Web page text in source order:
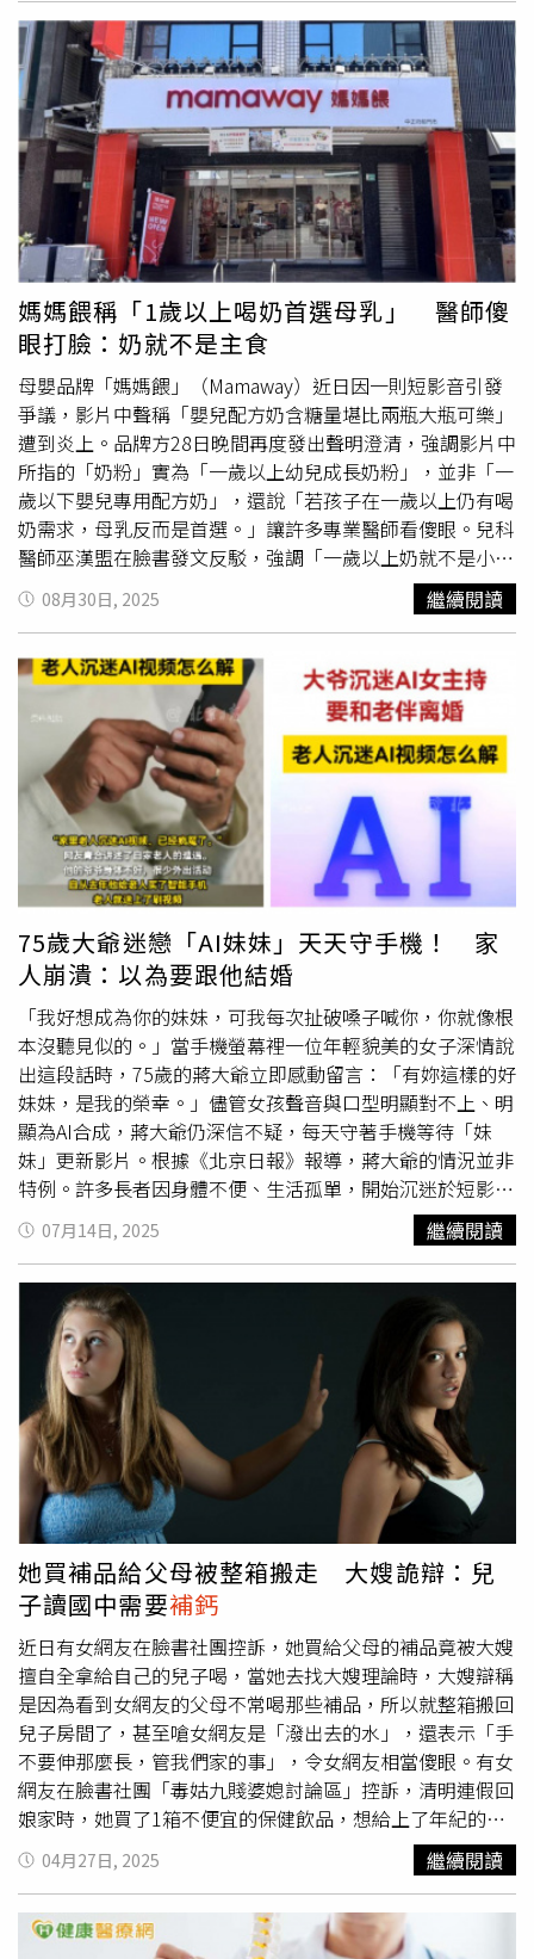
於貧血患者、青少年與素食者而言，具有實質補鐵效果。此
外，每公斤黑木耳含有約5.2公克鈣質，遠高於肉類，有助
於預防骨質疏鬆，特別適合銀髮族與更年期後女性食用。黑
木耳也含有約10%的蛋白質，並包含多種必需胺基酸；其脂
肪比例極低，僅約0.2%，對控制體重族群亦相當友善。營
養成分中最受矚目的，是黑木耳含有的1,3-β-葡聚糖類多醣
體。此類物質已被多項研究證實具免疫調節、抗發炎與抗腫
瘤作用，加上含有天然黃酮與多種維生素，使黑木耳被認為
是本土飲食中隨手可得的「超級食物」。張家銘醫師強調，
預防醫學的落實關鍵在於日常飲食的選擇。他建議民眾可透
過簡單料理方式，讓黑木耳融入每日三餐之中，成為家庭飲
食中維護健康的助力，而非等到身體出現病徵才尋求補救。
他指出，黑木耳平價易得，透過長期攝取即可發揮顯著保健
效果。
媽媽餵稱「1歲以上喝奶首選母乳」 醫師傻
眼打臉：奶就不是主食
母嬰品牌「媽媽餵」（Mamaway）近日因一則短影音引發
爭議，影片中聲稱「嬰兒配方奶含糖量堪比兩瓶大瓶可樂」
遭到炎上。品牌方28日晚間再度發出聲明澄清，強調影片中
所指的「奶粉」實為「一歲以上幼兒成長奶粉」，並非「一
歲以下嬰兒專用配方奶」，還說「若孩子在一歲以上仍有喝
奶需求，母乳反而是首選。」讓許多專業醫師看傻眼。兒科
醫師巫漢盟在臉書發文反駁，強調「一歲以上奶就不是小孩
的主食啦！根本不用吵著選母奶還是配方奶。」他指出，孩
子滿一歲後，奶應轉為副食品形式，主要營養來源應以六大
類食物為主，但奶類仍是重要的鈣與蛋白質補充來源。巫漢
盟進一步分析，若從補鈣角度出發，一歲後孩子每天需攝取
500毫克鈣質，母乳每100毫升僅含約34毫克鈣質，必須攝
取近1500毫升母乳才能達標，實際上並不容易。他認為，
此時期應以配方奶、鮮奶、保久乳與優酪乳等乳品類作為主
要補鈣 來源，並依照孩子個別狀況選擇適合品項。對於各類
奶製品的攝取方式，巫醫師也提供建議：配方奶：一歲以上
作為點心與副食品補充，每日攝取兩份為宜，不再作為主
食。針對乳糖不耐症、過敏病史等狀況可選擇對應奶粉版
本，建議戒除奶瓶改用杯子飲用。鮮奶：每杯240毫升含約
250毫克鈣質，建議每日攝取2杯，冰熱皆可，依腸胃適應
調整。保久乳：與鮮奶營養相近，因滅菌包裝無需冷藏，選
擇時應以無調整全脂品項為優，避免含糖調味版本。若選擇
有口味的調味奶，要注意是否有糖份的添加。優酪乳：一歲
後腸胃發展成熟可適量飲用，建議選擇無糖款，1～6歲的幼
兒每日應攝取2杯乳製品，1杯等於240毫升。建議先選無糖
的。他提醒家長，不論選擇哪種奶類產品，皆屬於乳品類，
一天攝取總量應為兩份即可，過量恐反造成營養不均。乳品
提供鈣質、蛋白質與脂肪，是幼兒骨骼發展與內分泌健康的
重要營養來源。
08月30日, 2025 繼續閱讀
75歲大爺迷戀「AI妹妹」天天守手機！ 家
人崩潰：以為要跟他結婚
「我好想成為你的妹妹，可我每次扯破嗓子喊你，你就像根
本沒聽見似的。」當手機螢幕裡一位年輕貌美的女子深情說
出這段話時，75歲的蔣大爺立即感動留言：「有妳這樣的好
妹妹，是我的榮幸。」儘管女孩聲音與口型明顯對不上、明
顯為AI合成，蔣大爺仍深信不疑，每天守著手機等待「妹
妹」更新影片。根據《北京日報》報導，蔣大爺的情況並非
特例。許多長者因身體不便、生活孤單，開始沉迷於短影音
中的AI數位人。有網友「青合」就發文表示，自己的爺爺自
從使用智慧型手機後，整天沉浸在這些AI影片裡，不僅認為
自己被女主持人表白，還堅稱中了幾千萬獎金、變成「網
紅」，甚至揚言要與奶奶離婚。即便家人反覆解釋這些都是
虛構的，老人依然堅信影片內容為真。經進一步調查發現，
針對老年觀眾的AI數位人已形成一套完整生態。從西裝筆挺
的「專家型男子」，到溫柔體貼的「美女主播」，再到撒嬌
求寵的「學生萌妹」，各種AI人設滿足不同情感需求，但最
終目的卻驚人一致的誘導消費。其中，一名號稱「王建國弟
弟」的數位人最為火紅。他不僅跳舞唱歌，還經常以「寶寶
姐姐」等稱呼撩動中老年女性粉絲心弦，更在影片中頻頻推
薦孔雀手鐲、駱駝奶、貴婦遮瑕膏等商品。粉絲在情緒牽動
下掏錢支持，卻不知對方根本不是活人，而是以變現為目標
的AI模型。此外，AI推銷的商品往往誇大其詞。例如一款號
稱「補鈣補氨糖」的產品，實際上僅為「氨糖軟骨素無蔗糖
高鈣壓片糖果」，連檢驗報告都只提及外觀、口感，與宣稱
功效毫無關聯，形同誤導消費。專家呼籲，雖然AI技術發展
帶來便利與娛樂，但針對老年群體的情感操控與虛假宣傳，
極可能引發財產損失與心理依賴，需引起家庭與監管單位重
視。
07月14日, 2025 繼續閱讀
她買補品給父母被整箱搬走 大嫂詭辯：兒
子讀國中需要補鈣
近日有女網友在臉書社團控訴，她買給父母的補品竟被大嫂
擅自全拿給自己的兒子喝，當她去找大嫂理論時，大嫂辯稱
是因為看到女網友的父母不常喝那些補品，所以就整箱搬回
兒子房間了，甚至嗆女網友是「潑出去的水」，還表示「手
不要伸那麼長，管我們家的事」，令女網友相當傻眼。有女
網友在臉書社團「毒姑九賤婆媳討論區」控訴，清明連假回
娘家時，她買了1箱不便宜的保健飲品，想給上了年紀的父
母 補鈣，沒想到下次再回娘家時，發現整箱補品竟都在大嫂
兒子的房間裡。原PO氣得去找大嫂理論，沒想到對方竟稱
她兒子現在讀國中，正是需要補鈣的年紀，她看原PO的父
母不常喝那些補品，所以就整箱拿給自己的兒子。事後原
04月27日, 2025 繼續閱讀